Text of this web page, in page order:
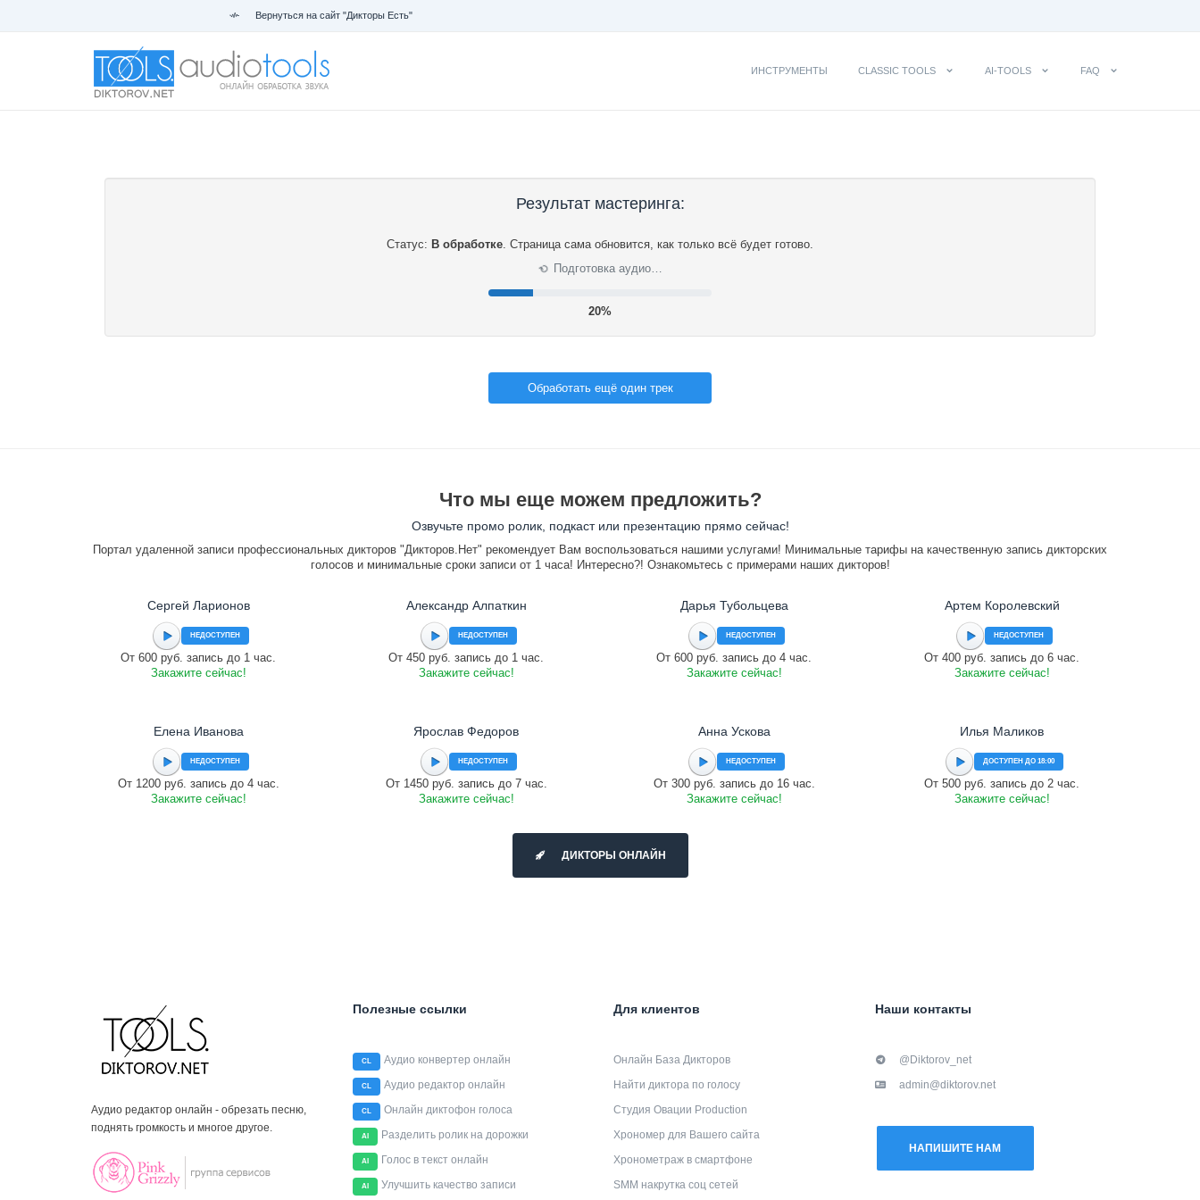
Вернуться на сайт "Дикторы Есть"
ИНСТРУМЕНТЫ CLASSIC TOOLS AI-TOOLS FAQ
Результат мастеринга:
Статус: В обработке. Страница сама обновится, как только всё будет готово.
⟳ Подготовка аудио…
21%
Обработать ещё один трек
Что мы еще можем предложить?
Озвучьте промо ролик, подкаст или презентацию прямо сейчас!
Портал удаленной записи профессиональных дикторов "Дикторов.Нет" рекомендует Вам воспользоваться нашими услугами! Минимальные тарифы на качественную запись дикторских
голосов и минимальные сроки записи от 1 часа! Интересно?! Ознакомьтесь с примерами наших дикторов!
Сергей Ларионов
НЕДОСТУПЕН
От 600 руб. запись до 1 час.
Закажите сейчас!
Александр Алпаткин
НЕДОСТУПЕН
От 450 руб. запись до 1 час.
Закажите сейчас!
Дарья Тубольцева
НЕДОСТУПЕН
От 600 руб. запись до 4 час.
Закажите сейчас!
Артем Королевский
НЕДОСТУПЕН
От 400 руб. запись до 6 час.
Закажите сейчас!
Елена Иванова
НЕДОСТУПЕН
От 1200 руб. запись до 4 час.
Закажите сейчас!
Ярослав Федоров
НЕДОСТУПЕН
От 1450 руб. запись до 7 час.
Закажите сейчас!
Анна Ускова
НЕДОСТУПЕН
От 300 руб. запись до 16 час.
Закажите сейчас!
Илья Маликов
ДОСТУПЕН ДО 18:00
От 500 руб. запись до 2 час.
Закажите сейчас!
ДИКТОРЫ ОНЛАЙН
Аудио редактор онлайн - обрезать песню,
поднять громкость и многое другое.
Полезные ссылки
CL Аудио конвертер онлайн
CL Аудио редактор онлайн
CL Онлайн диктофон голоса
AI Разделить ролик на дорожки
AI Голос в текст онлайн
AI Улучшить качество записи
Для клиентов
Онлайн База Дикторов
Найти диктора по голосу
Студия Овации Production
Хрономер для Вашего сайта
Хронометраж в смартфоне
SMM накрутка соц сетей
Наши контакты
@Diktorov_net
admin@diktorov.net
НАПИШИТЕ НАМ